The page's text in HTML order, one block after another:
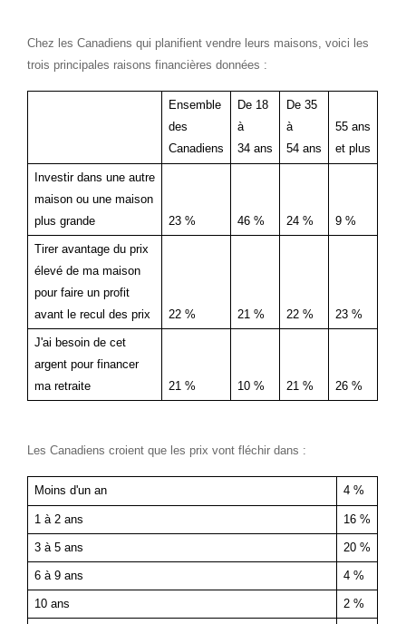
Chez les Canadiens qui planifient vendre leurs maisons, voici les
trois principales raisons financières données :
Ensemble
des
Canadiens
De 18
à
34 ans
De 35
à
54 ans
55 ans
et plus
Investir dans une autre
maison ou une maison
plus grande
23 % 46 % 24 % 9 %
Tirer avantage du prix
élevé de ma maison
pour faire un profit
avant le recul des prix
22 % 21 % 22 % 23 %
J'ai besoin de cet
argent pour financer
ma retraite
21 % 10 % 21 % 26 %
Les Canadiens croient que les prix vont fléchir dans :
Moins d'un an 4 %
1 à 2 ans 16 %
3 à 5 ans 20 %
6 à 9 ans 4 %
10 ans 2 %